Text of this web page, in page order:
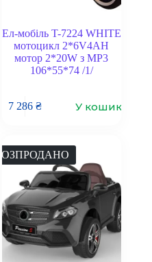
Ел-мобіль T-7224 WHITE
мотоцикл 2*6V4AH
мотор 2*20W з MP3
106*55*74 /1/
7 286 ₴ У кошик
РОЗПРОДАНО